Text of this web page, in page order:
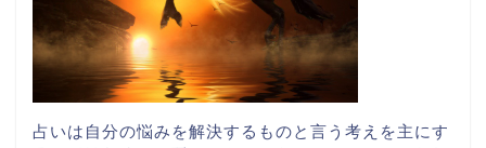
占いは自分の悩みを解決するものと言う考えを主にす